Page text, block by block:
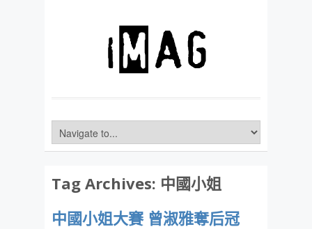
Tag Archives: 中國小姐
中國小姐大賽 曾淑雅奪后冠